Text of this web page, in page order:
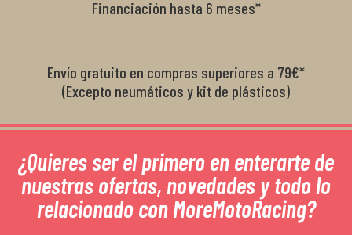
Financiación hasta 6 meses*
Envío gratuito en compras superiores a 79€*
(Excepto neumáticos y kit de plásticos)
¿Quieres ser el primero en enterarte de
nuestras ofertas, novedades y todo lo
relacionado con MoreMotoRacing?